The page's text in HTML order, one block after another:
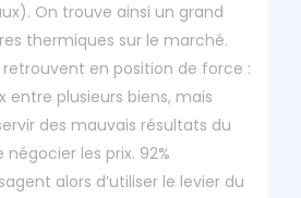
On trouve ainsi un grand
thermiques sur le marché.
retrouvent en position de force :
entre plusieurs biens, mais
des mauvais résultats du
négocier les prix. 92%
alors d’utiliser le levier du